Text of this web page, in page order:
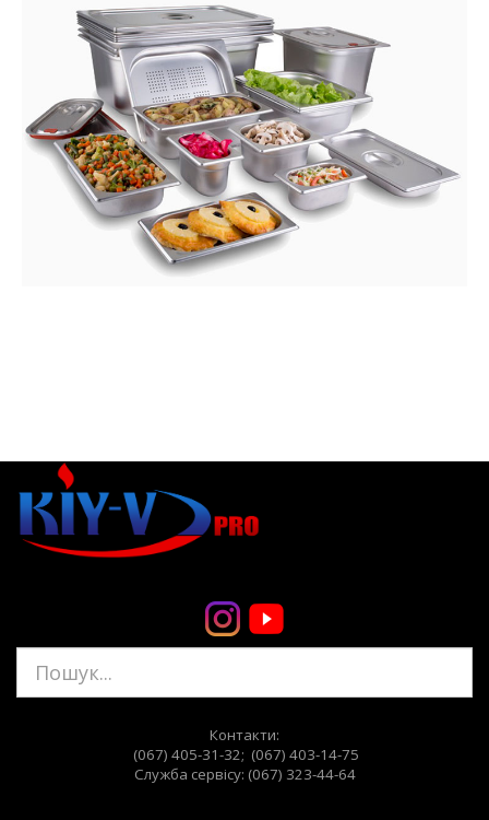
Контакти:
(067) 405-31-32; (067) 403-14-75
Служба сервiсу: (067) 323-44-64